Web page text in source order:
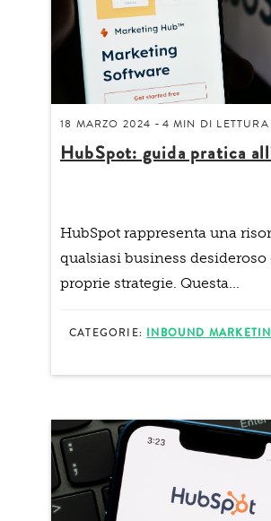
18 MARZO 2024 - 4 MIN DI LETTURA
HubSpot: guida pratica
HubSpot rappresenta una
qualsiasi business
proprie strategie. Questa...
CATEGORIE: INBOUND